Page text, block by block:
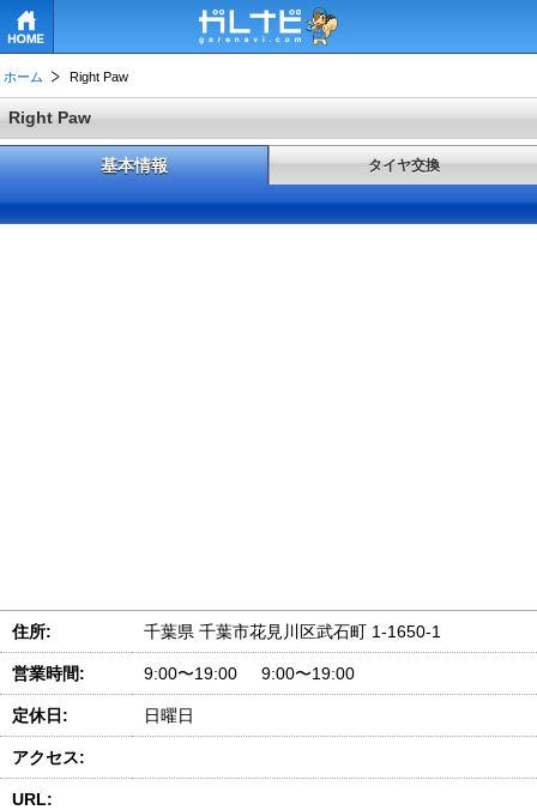
ホーム Right Paw
Right Paw
基本情報 タイヤ交換
住所: 千葉県 千葉市花見川区武石町 1-1650-1
営業時間: 9:00〜19:00 9:00〜19:00
定休日: 日曜日
アクセス:
URL: